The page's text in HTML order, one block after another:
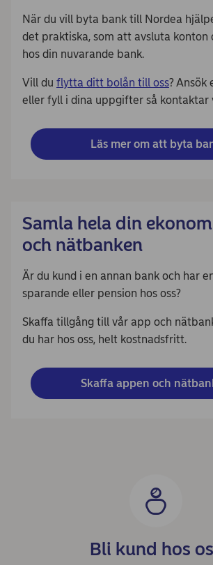
När du vill byta bank till Nordea
det praktiska, som att avsluta konton
hos din nuvarande bank.
Vill du flytta ditt bolån till oss? Ansök
eller fyll i dina uppgifter så kontaktar
Läs mer om att byta
Samla hela din
och nätbanken
Är du kund i en annan bank och har
sparande eller pension hos oss?
Skaffa tillgång till vår app och
du har hos oss, helt kostnadsfritt.
Skaffa appen och
Bli kund hos